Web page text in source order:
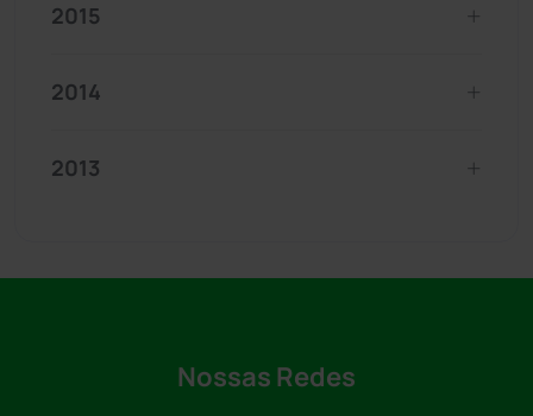
2015
2014
2013
Nossas Redes